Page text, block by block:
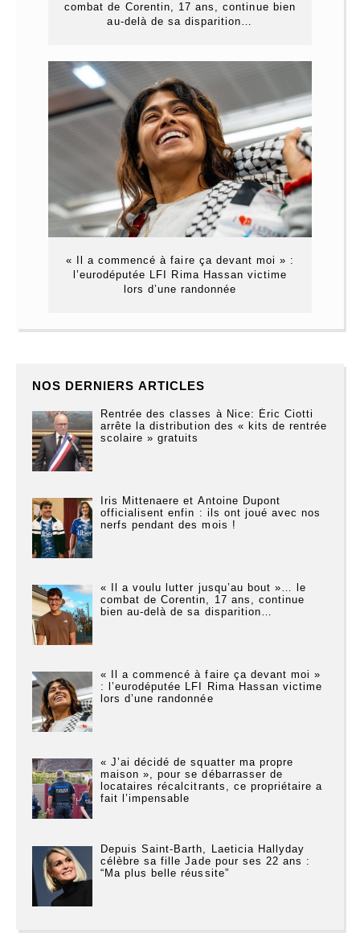
combat de Corentin, 17 ans, continue bien
au-delà de sa disparition…
« Il a commencé à faire ça devant moi » :
l’eurodéputée LFI Rima Hassan victime
lors d’une randonnée
NOS DERNIERS ARTICLES
Rentrée des classes à Nice: Éric Ciotti
arrête la distribution des « kits de rentrée
scolaire » gratuits
Iris Mittenaere et Antoine Dupont
officialisent enfin : ils ont joué avec nos
nerfs pendant des mois !
« Il a voulu lutter jusqu’au bout »… le
combat de Corentin, 17 ans, continue
bien au-delà de sa disparition…
« Il a commencé à faire ça devant moi »
: l’eurodéputée LFI Rima Hassan victime
lors d’une randonnée
« J’ai décidé de squatter ma propre
maison », pour se débarrasser de
locataires récalcitrants, ce propriétaire a
fait l’impensable
Depuis Saint-Barth, Laeticia Hallyday
célèbre sa fille Jade pour ses 22 ans :
“Ma plus belle réussite”